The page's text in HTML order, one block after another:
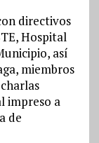
directivos
Hospital
así
miembros
impreso a
de